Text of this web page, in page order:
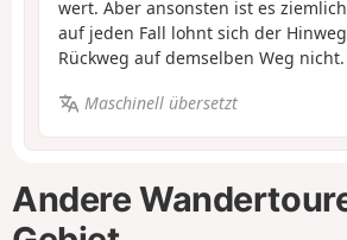
wert. Aber ansonsten ist es
auf jeden Fall lohnt sich der
Rückweg auf demselben Weg nicht.
Maschinell übersetzt
Andere